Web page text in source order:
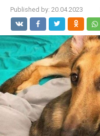
Published by: 20.04.2023